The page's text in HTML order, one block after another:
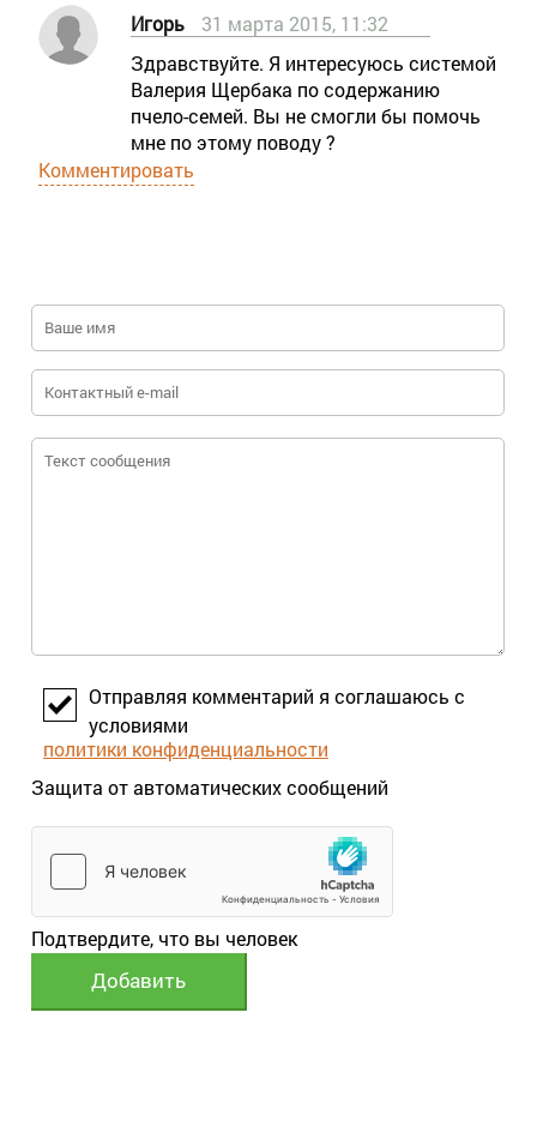
Игорь
31 марта 2015, 11:32
Здравствуйте. Я интересуюсь системой
Валерия Щербака по содержанию
пчело-семей. Вы не смогли бы помочь
мне по этому поводу ?
Комментировать
Отправляя комментарий я соглашаюсь с
условиями
политики конфиденциальности
Защита от автоматических сообщений
Подтвердите, что вы человек